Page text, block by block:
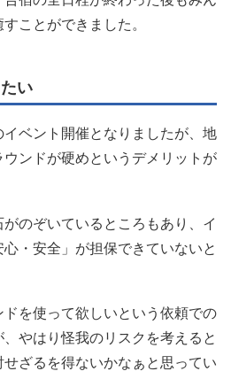
ことができました。
い
ベント開催となりましたが、地
ンドが硬めというデメリットが
のぞいているところもあり、イ
・安全」が担保できていないと
を使って欲しいという依頼での
やはり怪我のリスクを考えると
ざるを得ないかなぁと思ってい